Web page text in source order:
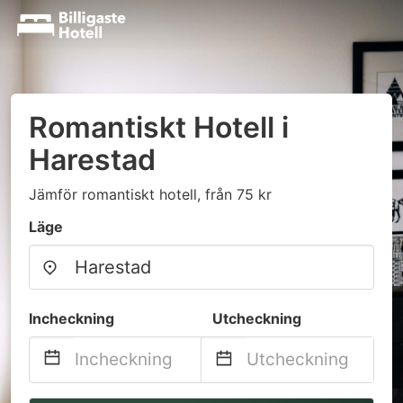
Romantiskt Hotell i
Harestad
Jämför romantiskt hotell, från 75 kr
Läge
Incheckning Utcheckning
Navigate
Navigate